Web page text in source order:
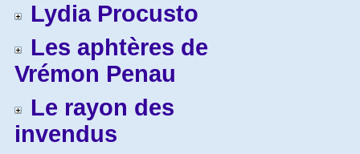
Lydia Procusto
Les aphtères de
Vrémon Penau
Le rayon des
invendus